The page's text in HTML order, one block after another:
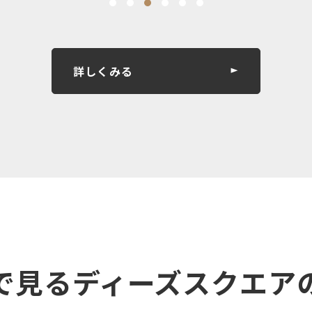
詳しくみる
見るディーズスクエア